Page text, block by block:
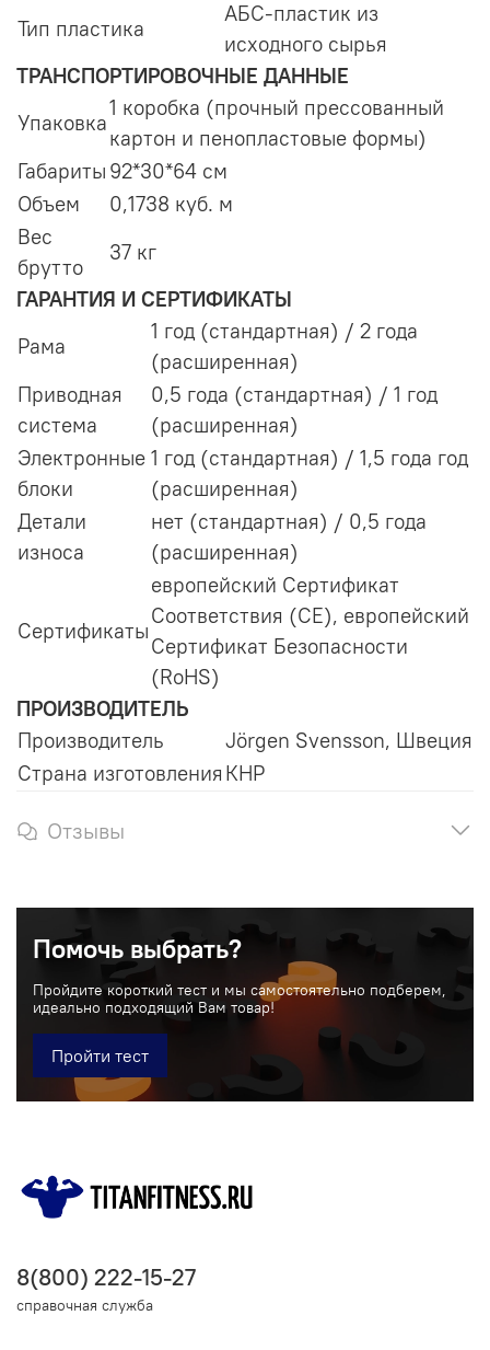
Тип пластика
АБС-пластик из
исходного сырья
ТРАНСПОРТИРОВОЧНЫЕ ДАННЫЕ
Упаковка
1 коробка (прочный прессованный
картон и пеноплаcтовые формы)
Габариты 92*30*64 см
Объем
0,1738 куб. м
Вес
брутто
37 кг
ГАРАНТИЯ И СЕРТИФИКАТЫ
Рама
1 год (стандартная) / 2 года
(расширенная)
Приводная
система
0,5 года (стандартная) / 1 год
(расширенная)
Электронные
блоки
1 год (стандартная) / 1,5 года год
(расширенная)
Детали
износа
нет (стандартная) / 0,5 года
(расширенная)
Сертификаты
европейский Сертификат
Соответствия (CE), европейский
Сертификат Безопасности
(RoHS)
ПРОИЗВОДИТЕЛЬ
Производитель
Jörgen Svensson, Швеция
Страна изготовления КНР
Отзывы
Помочь выбрать?
Пройдите короткий тест и мы самостоятельно подберем,
идеально подходящий Вам товар!
Пройти тест
8(800) 222-15-27
справочная служба